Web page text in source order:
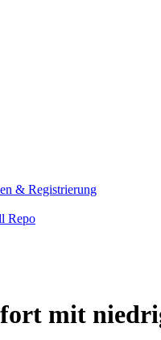
& Registrierung
Repo
mit